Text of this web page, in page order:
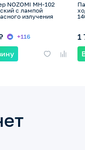
NOZOMI МН-102
с лампой
излучения
+116 1